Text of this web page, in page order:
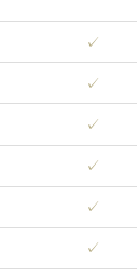
✓
✓
✓
✓
✓
✓